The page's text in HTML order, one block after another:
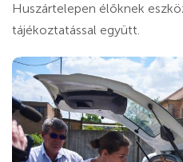
Huszártelepen élőknek
tájékoztatással együtt.